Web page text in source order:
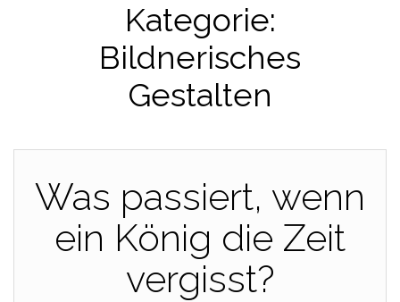
Kategorie:
Bildnerisches
Gestalten
Was passiert, wenn
ein König die Zeit
vergisst?